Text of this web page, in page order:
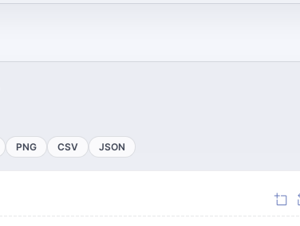
PNG CSV JSON